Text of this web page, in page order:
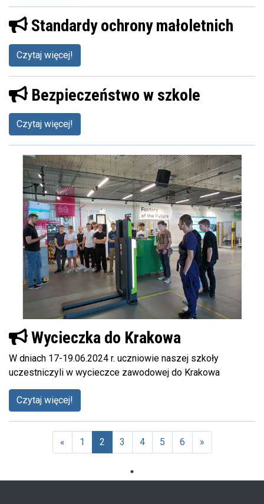
Standardy ochrony małoletnich
Czytaj więcej!
Bezpieczeństwo w szkole
Czytaj więcej!
Wycieczka do Krakowa
W dniach 17-19.06.2024 r. uczniowie naszej szkoły
uczestniczyli w wycieczce zawodowej do Krakowa
Czytaj więcej!
« 1
2
3 4 5 6 »